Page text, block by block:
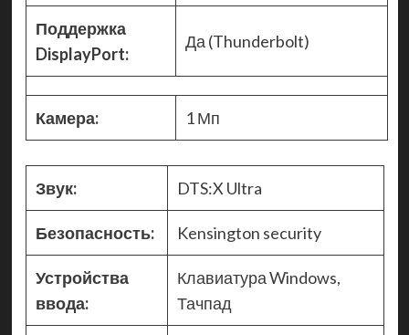
Поддержка
DisplayPort:
Да (Thunderbolt)
Камера: 1 Мп
Звук: DTS:X Ultra
Безопасность: Kensington security
Устройства
ввода:
Клавиатура Windows,
Тачпад